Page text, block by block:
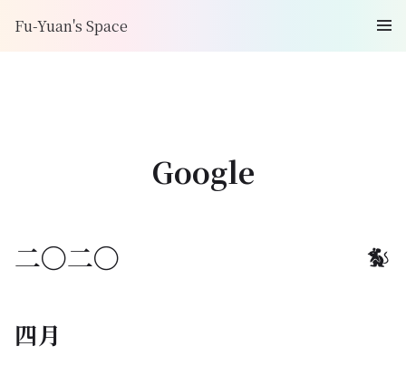
Fu-Yuan's Space
Google
二〇二〇
四月